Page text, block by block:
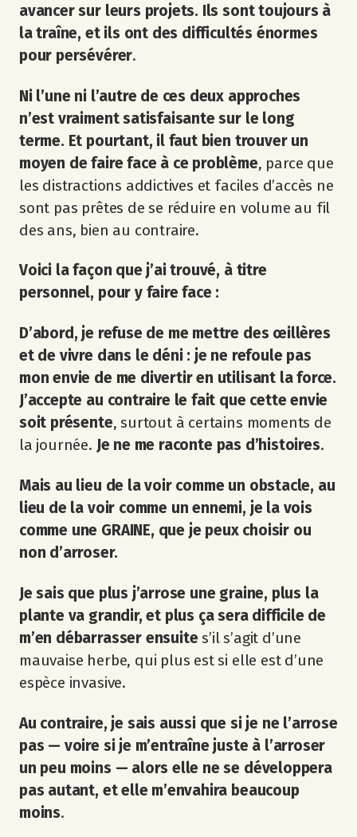
avancer sur leurs projets. Ils sont toujours à
la traîne, et ils ont des difficultés énormes
pour persévérer.
Ni l’une ni l’autre de ces deux approches
n’est vraiment satisfaisante sur le long
terme. Et pourtant, il faut bien trouver un
moyen de faire face à ce problème, parce que
les distractions addictives et faciles d’accès ne
sont pas prêtes de se réduire en volume au fil
des ans, bien au contraire.
Voici la façon que j’ai trouvé, à titre
personnel, pour y faire face :
D’abord, je refuse de me mettre des œillères
et de vivre dans le déni : je ne refoule pas
mon envie de me divertir en utilisant la force.
J’accepte au contraire le fait que cette envie
soit présente, surtout à certains moments de
la journée. Je ne me raconte pas d’histoires.
Mais au lieu de la voir comme un obstacle, au
lieu de la voir comme un ennemi, je la vois
comme une GRAINE, que je peux choisir ou
non d’arroser.
Je sais que plus j’arrose une graine, plus la
plante va grandir, et plus ça sera difficile de
m’en débarrasser ensuite s’il s’agit d’une
mauvaise herbe, qui plus est si elle est d’une
espèce invasive.
Au contraire, je sais aussi que si je ne l’arrose
pas — voire si je m’entraîne juste à l’arroser
un peu moins — alors elle ne se développera
pas autant, et elle m’envahira beaucoup
moins.